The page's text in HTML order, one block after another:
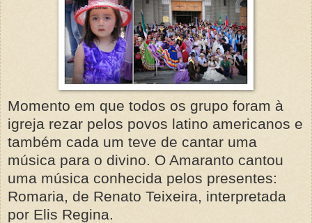
Momento em que todos os grupo foram à
igreja rezar pelos povos latino americanos e
também cada um teve de cantar uma
música para o divino. O Amaranto cantou
uma música conhecida pelos presentes:
Romaria, de Renato Teixeira, interpretada
por Elis Regina.